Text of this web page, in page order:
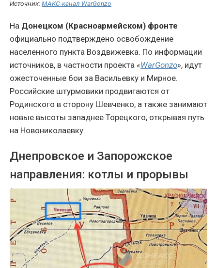
Источник:МАКС-канал WarGonzo
На Донецком (Красноармейском) фронте
официально подтверждено освобождение
населенного пункта Воздвижевка. По информации
источников, в частности проекта «WarGonzo», идут
ожесточенные бои за Васильевку и Мирное.
Российские штурмовики продвигаются от
Родинского в сторону Шевченко, а также занимают
новые высоты западнее Торецкого, открывая путь
на Новониколаевку.
Днепровское и Запорожское
направления: котлы и прорывы